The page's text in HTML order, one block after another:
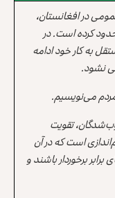
در افغانستان،
کرده است. در
به کار خود ادامه
نشود.
می‌نویسیم.
تقویت
است که در آن
برخوردار باشند و